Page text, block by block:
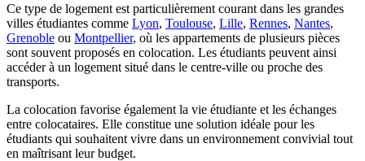
Ce type de logement est particulièrement courant dans les grandes
villes étudiantes comme Lyon, Toulouse, Lille, Rennes, Nantes,
Grenoble ou Montpellier, où les appartements de plusieurs pièces
sont souvent proposés en colocation. Les étudiants peuvent ainsi
accéder à un logement situé dans le centre-ville ou proche des
transports.
La colocation favorise également la vie étudiante et les échanges
entre colocataires. Elle constitue une solution idéale pour les
étudiants qui souhaitent vivre dans un environnement convivial tout
en maîtrisant leur budget.